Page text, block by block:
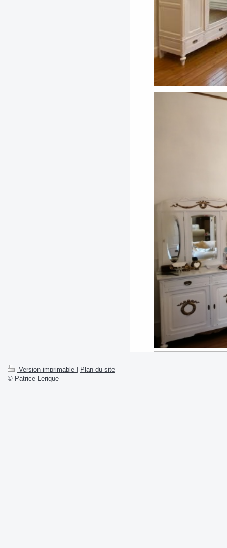
Version imprimable
Plan du site
© Patrice Lerique